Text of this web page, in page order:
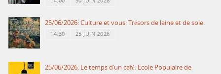
25/06/2026: Culture et vous: Trésors de laine et de soie.
14:30 25 JUIN 2026
25/06/2026: Le temps d’un café: Ecole Populaire de